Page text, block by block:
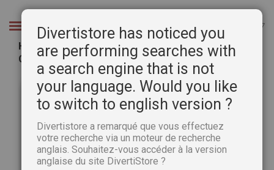
Chercher
Hong-Kong five senses Nouvelle Edition -
Caroline Bouquet
galerie
d’images
Divertistore has noticed you
are performing searches with
a search engine that is not
your language. Would you like
to switch to english version ?
Divertistore a remarqué que vous effectuez
votre recherche via un moteur de recherche
anglais. Souhaitez-vous accéder à la version
anglaise du site DivertiStore ?